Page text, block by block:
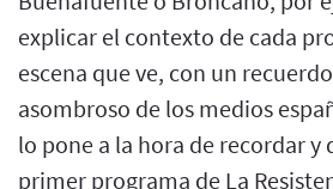
explicar el contexto de cada
escena que ve, con un
asombroso de los medios
lo pone a la hora de recordar y
primer programa de La